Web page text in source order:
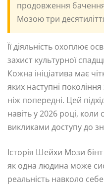
продовження
Мозою три
Її діяльність охоплює
захист культурної
Кожна ініціатива має
яких наступні
ніж попередні. Цей
навіть у 2026 році, коли
викликами доступу до
Історія Шейхи Мози
як одна людина може
реальність навколо